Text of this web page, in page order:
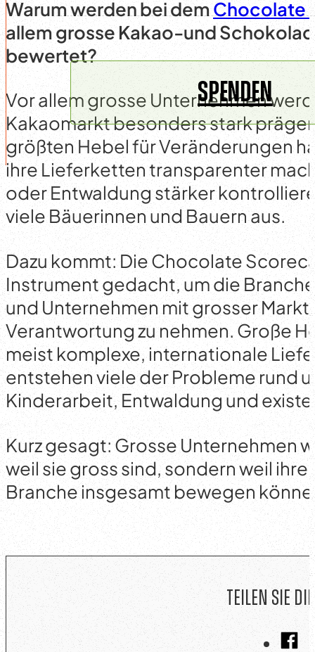
SPENDEN
Warum werden bei demChocolate
allem grosse Kakao-und
bewertet?
Vor allem grosse Unternehmen
Kakaomarkt besonders stark
größten Hebel für Veränderungen
ihre Lieferketten transparenter
oder Entwaldung stärker
viele Bäuerinnen und Bauern aus.
Dazu kommt: Die Chocolate
Instrument gedacht, um die
und Unternehmen mit grosser
Verantwortung zu nehmen. Große
meist komplexe, internationale
entstehen viele der Probleme rund
Kinderarbeit, Entwaldung und
Kurz gesagt: Grosse Unternehmen
weil sie gross sind, sondern weil
Branche insgesamt bewegen
Teilen Sie